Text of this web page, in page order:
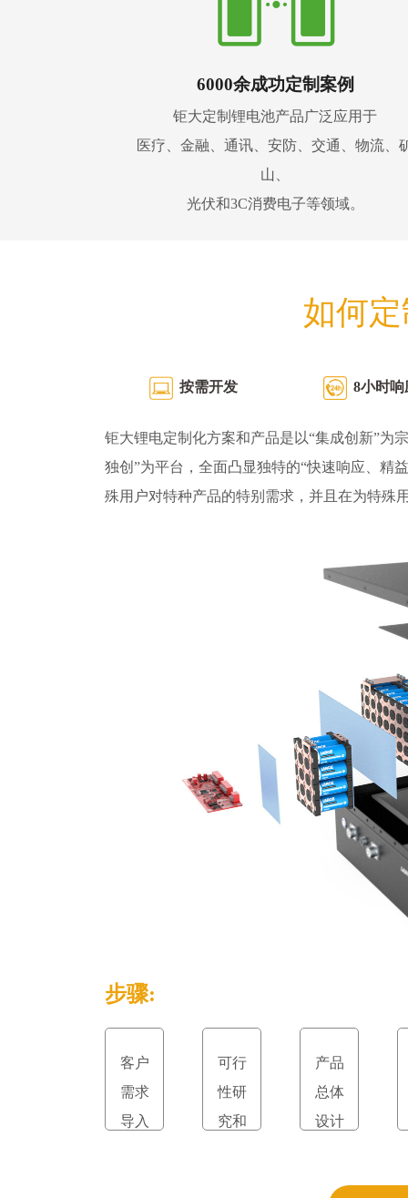
6000余成功定制案例
钜大定制锂电池产品广泛应用于
医疗、金融、通讯、安防、交通、物流、
山、
光伏和3C消费电子等领域。
如何
按需开发 8小时响
钜大锂电定制化方案和产品是以“集成创新”为
独创”为平台，全面凸显独特的“快速响应、精
殊用户对特种产品的特别需求，并且在为特殊
步骤:
客户
需求
导入
可行
性研
究和
产品
总体
设计